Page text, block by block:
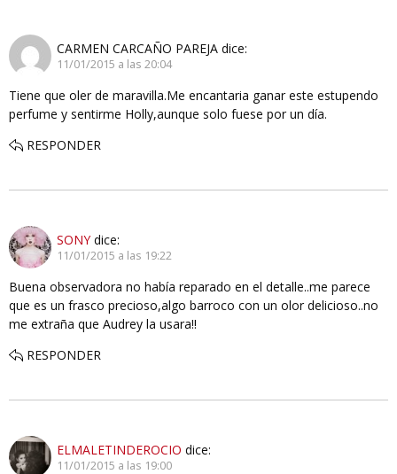
CARMEN CARCAÑO PAREJA dice:
11/01/2015 a las 20:04
Tiene que oler de maravilla.Me encantaria ganar este estupendo
perfume y sentirme Holly,aunque solo fuese por un día.
RESPONDER
SONY dice:
11/01/2015 a las 19:22
Buena observadora no había reparado en el detalle..me parece
que es un frasco precioso,algo barroco con un olor delicioso..no
me extraña que Audrey la usara!!
RESPONDER
ELMALETINDEROCIO dice:
11/01/2015 a las 19:00